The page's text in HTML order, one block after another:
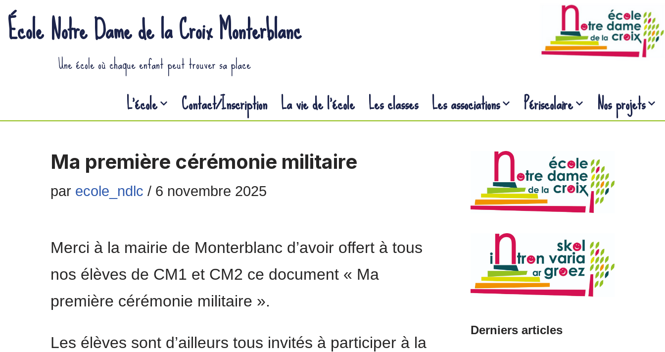
Aller
École Notre Dame de la Croix Monterblanc
Une école où chaque enfant peut trouver sa place
L’école Contact/Inscription La vie de l’école Les classes Les associations Périscolaire Nos projets
Ma première cérémonie militaire
par ecole_ndlc 6 novembre 2025
Merci à la mairie de Monterblanc d’avoir offert à tous
nos élèves de CM1 et CM2 ce document « Ma
première cérémonie militaire ».
Les élèves sont d’ailleurs tous invités à participer à la
Derniers articles